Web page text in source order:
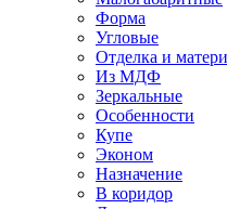
Форма
Угловые
Отделка и
Из МДФ
Зеркальные
Особенности
Купе
Эконом
Назначение
В коридор